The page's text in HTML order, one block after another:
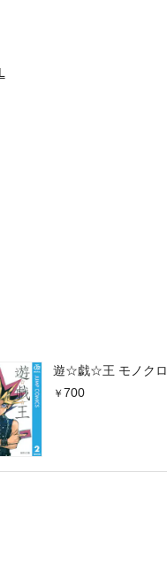
遊☆戯☆王 モノク
700